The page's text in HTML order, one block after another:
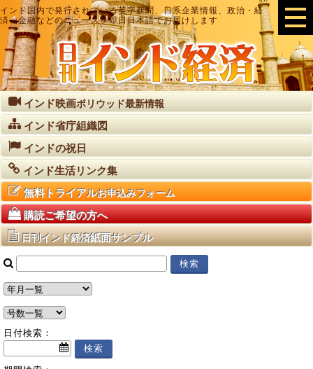
インド国内で発行されている英字新聞、日系企業情報、政治・経
済・金融などのニュースを即日日本語でお届けします
インド映画ボリウッド最新情報
インド省庁組織図
インドの祝日
インド生活リンク集
無料トライアルお申込みフォーム
購読ご希望の方へ
日刊インド経済紙面サンプル
日付検索：